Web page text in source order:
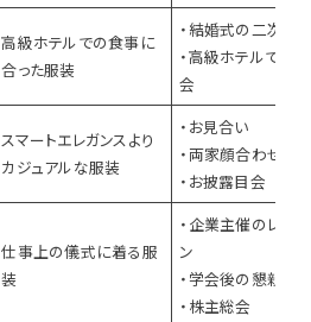
高級ホテルでの食事に
合った服装
・結婚式の二次会
・高級ホテルでの
会
スマートエレガンスより
カジュアルな服装
・お見合い
・両家顔合わせ
・お披露目会
仕事上の儀式に着る服
装
・企業主催のレセ
ン
・学会後の懇親会
・株主総会